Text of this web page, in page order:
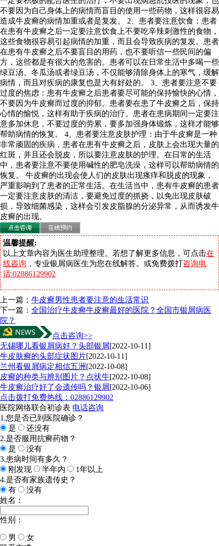
不要因为自己身体上的病情而盲目的使用一些药物，这样很容易
造成牛皮癣的病情加重或者是复发。 2、患者要注意饮食：患者
在患有牛皮癣之后一定要注意饮食上不要吃辛辣刺激性的食物，
这些食物很容易引起病情的加重，而且会导致疾病的复发。患者
在患有牛皮癣之后不要盲目的用药，也不要听信一些民间的偏
方，这些都是有很大的危害的。患者可以在日常生活中多喝一些
绿豆汤、冬瓜汤或者绿豆汤，不仅能够清除身体上的寒气，缓解
病情，而且对疾病的康复也是大有好处的。 3、患者要注意不要
过度的焦虑：患有牛皮癣之后患者要尽可能的保持愉快的心情，
不要因为牛皮癣而过度的抑郁。患者要在患了牛皮癣之后，保持
心情的愉悦，这样有助于疾病的治疗。患者在患病期间一定要注
意多加休息，不要过度的劳累，要多加强身体锻炼，这样才能够
帮助病情的恢复。 4、患者要注意皮肤护理：由于牛皮癣是一种
非常顽固的疾病，患者在患有牛皮癣之后，皮肤上会出现大量的
红斑，并且还会脱皮，所以要注意皮肤的护理。在日常的生活
中，患者要注意不要使用碱性的肥皂洗澡，这样可以帮助病情的
恢复。 牛皮癣的出现会使人们的皮肤出现瘙痒和脱皮的现象，
严重影响到了患者的正常生活。在生活当中，患有牛皮癣的患者
一定要注意皮肤的清洁，要避免过度的抓挠，以免出现皮肤破
损，导致细菌感染，这样会引发皮脂腺的分泌异常，从而诱发牛
皮癣的出现。
温馨提醒:
以上文章内容为医生助理整理。若想了解更多信息，可点击在
线咨询 ，专业银屑病医生为您在线解答。或免费拨打咨询电
话:02886129902
上一篇： 牛皮癣男性患者要注意的生活常识
下一篇： 全国治疗牛皮癣牛皮癣最好的医院？全国市银屑病医
院？
点击咨询>>
无锡哪儿看银屑病好？头部银屑[2022-10-11]
牛皮肤癣的头部症状图片[2022-10-11]
兰州看银屑病定相信五洲 [2022-10-08]
皮癣的种类与辨别图片？点状牛[2022-10-08]
牛皮癣治疗好了会遗传吗？银屑[2022-10-06]
点击拨打免费热线：02886129902
医院网络联合初诊表 电话咨询
1.您是否已到医院确诊？
是
还没有
2.是否服用抗癣药物？
是
没有
3.患病时间有多久？
刚发现
半年内
1年以上
4.是否有家族遗传史？
有
没有
姓名：
性别：
男
女